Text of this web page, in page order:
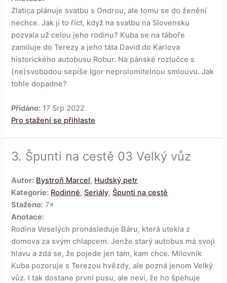
Zlatica plánuje svatbu s Ondrou, ale tomu se do ženění
nechce. Jak jí to říct, když na svatbu na Slovensku
pozvala už celou jeho rodinu? Kuba se na táboře
zamiluje do Terezy a jeho táta David do Karlova
historického autobusu Robur. Na pánské rozlučce s
(ne)svobodou sepíše Igor neprolomitelnou smlouvu. Jak
tohle dopadne?
Přidáno: 17 Srp 2022
Pro stažení se přihlaste
3. Špunti na cestě 03 Velký vůz
Autor: Bystroň Marcel, Hudský petr
Kategorie: Rodinné,Seriály,Špunti na cestě
Staženo: 7×
Anotace:
Rodina Veselých pronásleduje Báru, která utekla z
domova za svým chlapcem. Jenže starý autobus má svoji
hlavu a zdá se, že pojede jen tam, kam chce. Milovník
Kuba pozoruje s Terezou hvězdy, ale pozná jenom Velký
vůz. I tak dostane první pusu, ale neví, že ho špehuje